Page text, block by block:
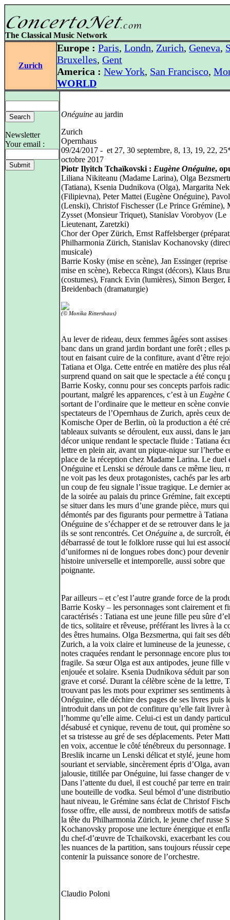
The Classical Music Network
Zurich
Europe : Paris, Londn, Zurich, Geneva,
Bruxelles, Gent
America : New York, San Francisco,
WORLD
Newsletter
Your email :
Onéguine au jardin
Zurich
Opernhaus
09/24/2017 - et 27, 30 septembre, 8, 13, 19, 22,
octobre 2017
Piotr Ilyitch Tchaïkovski : Eugène Onéguine,
Liliana Nikiteanu (Madame Larina), Olga
(Tatiana), Ksenia Dudnikova (Olga), Margarita
(Filipievna), Peter Mattei (Eugène Onéguine),
(Lenski), Christof Fischesser (Le Prince Grémine),
Zysset (Monsieur Triquet), Stanislav Vorobyov (Le
Lieutenant, Zaretzki)
Chor der Oper Zürich, Ernst Raffelsberger
Philharmonia Zürich, Stanislav Kochanovsky
musicale)
Barrie Kosky (mise en scène), Jan Essinger (reprise
mise en scène), Rebecca Ringst (décors), Klaus
(costumes), Franck Evin (lumières), Simon Berger,
Breidenbach (dramaturgie)
(© Monika Rittershaus)
Au lever de rideau, deux femmes âgées sont assises
banc dans un grand jardin bordant une forêt ; elles
tout en faisant cuire de la confiture, avant d’être
Tatiana et Olga. Cette entrée en matière des plus
surprend quand on sait que le spectacle a été conçu
Barrie Kosky, connu pour ses concepts parfois
pourtant, malgré les apparences, c’est à un Eugène
sortant de l’ordinaire que le metteur en scène
spectateurs de l’Opernhaus de Zurich, après ceux
Komische Oper de Berlin, où la production a été
tableaux suivants se déroulent, eux aussi, dans le
décor unique rendant le spectacle fluide : Tatiana
lettre en plein air, avant un pique-nique sur l’herbe
place de la réception chez Madame Larina. Le duel
Onéguine et Lenski se déroule dans ce même lieu,
ne voit pas les deux protagonistes, cachés par les
un coup de feu signale l’issue tragique. Le dernier
de la soirée au palais du prince Grémine, fait
se situer dans les murs d’une grande pièce, murs
démontés par des figurants pour permettre à Tatiana
Onéguine de s’échapper et de se retrouver dans le
ils se sont rencontrés. Cet Onéguine a, de surcroît,
débarrassé de tout le folklore russe qui lui est
d’uniformes ni de longues robes donc) pour devenir
histoire universelle et intemporelle, aussi sobre que
poignante.
Par ailleurs – et c’est l’autre grande force de la
Barrie Kosky – les personnages sont clairement et
caractérisés : Tatiana est une jeune fille peu sûre
de tics, solitaire et rêveuse, préférant les livres à la
des êtres humains. Olga Bezsmertna, qui fait ses
Zurich, a la voix claire et lumineuse de la jeunesse,
notes craquées rendant le personnage encore plus
fragile. Sa sœur Olga est aux antipodes, jeune fille
enjouée et solaire. Ksenia Dudnikova séduit par
grave et corsé. Durant la célèbre scène de la lettre,
trouvant pas les mots pour exprimer ses sentiments à
Onéguine, elle déchire des pages de ses livres puis
introduit dans un pot de confiture qu’elle fait livrer à
l’homme qu’elle aime. Celui-ci est un dandy
désabusé et cynique, revenu de tout, qui promène
et sa tristesse au gré de ses déplacements. Peter
en voix, accentue le côté ténébreux du personnage.
Breslik incarne un Lenski délicat et stylé, jeune
souriant et serviable, sincèrement épris d’Olga,
jalousie, titillée par Onéguine, lui fasse changer de
Dans l’attente du duel, il est couché par terre en
une bouteille de vodka. Seul bémol d’une
haut niveau, le Grémine sans éclat de Christof
fosse offre, elle aussi, de nombreux motifs de
la tête du Philharmonia Zürich, le jeune chef russe
Kochanovsky propose une lecture énergique et
du chef-d’œuvre de Tchaïkovski, exacerbant les
les nuances de la partition, sans toujours réussir
contenir la puissance sonore de l’orchestre.
Claudio Poloni